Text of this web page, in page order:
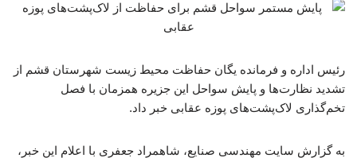
رئیس اداره و فرمانده یگان حفاظت محیط زیست شهرستان قشم از
تشدید نظارت‌ها و پایش سواحل این جزیره همزمان با فصل
تخم‌گذاری لاک‌پشت‌های پوزه عقابی خبر داد.
به گزارش سایت مهندسی صنایع، شاهمراد جعفری با اعلام این خبر،